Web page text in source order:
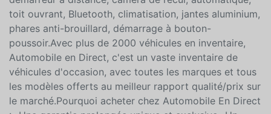
days / 5 nightsVisit our website:
automobileendirect.com Apple CarPlay, Android Auto,
démarreur à distance, caméra de recul, automatique,
toit ouvrant, Bluetooth, climatisation, jantes aluminium,
phares anti-brouillard, démarrage à bouton-
poussoir.Avec plus de 2000 véhicules en inventaire,
Automobile en Direct, c'est un vaste inventaire de
véhicules d'occasion, avec toutes les marques et tous